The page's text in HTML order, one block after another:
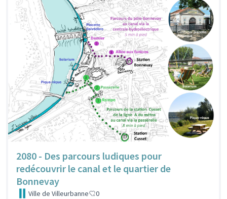
2080 - Des parcours ludiques pour
redécouvrir le canal et le quartier de
Bonnevay
Ville de Villeurbanne 0